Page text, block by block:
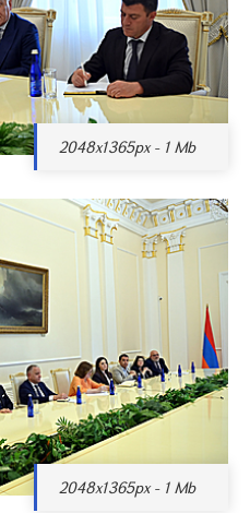
2048x1365px - 1 Mb
2048x1365px - 1 Mb